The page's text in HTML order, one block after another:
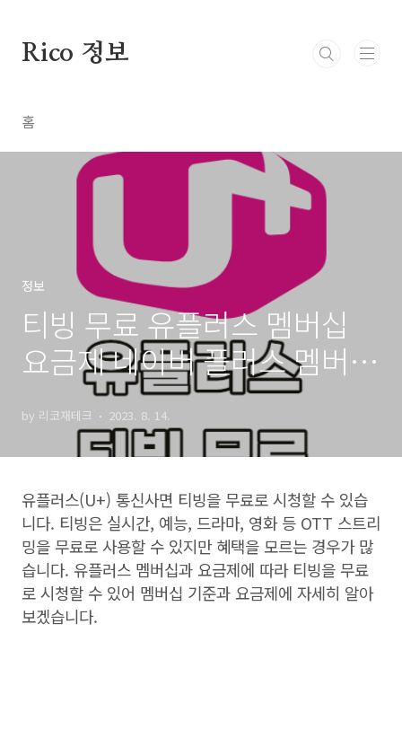
Rico 정보
홈
정보
티빙 무료 유플러스 멤버십
요금제 네이버 플러스 멤버십
신청 방법
by 리코재테크 2023. 8. 14.
유플러스(U+) 통신사면 티빙을 무료로 시청할 수 있습
니다. 티빙은 실시간, 예능, 드라마, 영화 등 OTT 스트리
밍을 무료로 사용할 수 있지만 혜택을 모르는 경우가 많
습니다. 유플러스 멤버십과 요금제에 따라 티빙을 무료
로 시청할 수 있어 멤버십 기준과 요금제에 자세히 알아
보겠습니다.